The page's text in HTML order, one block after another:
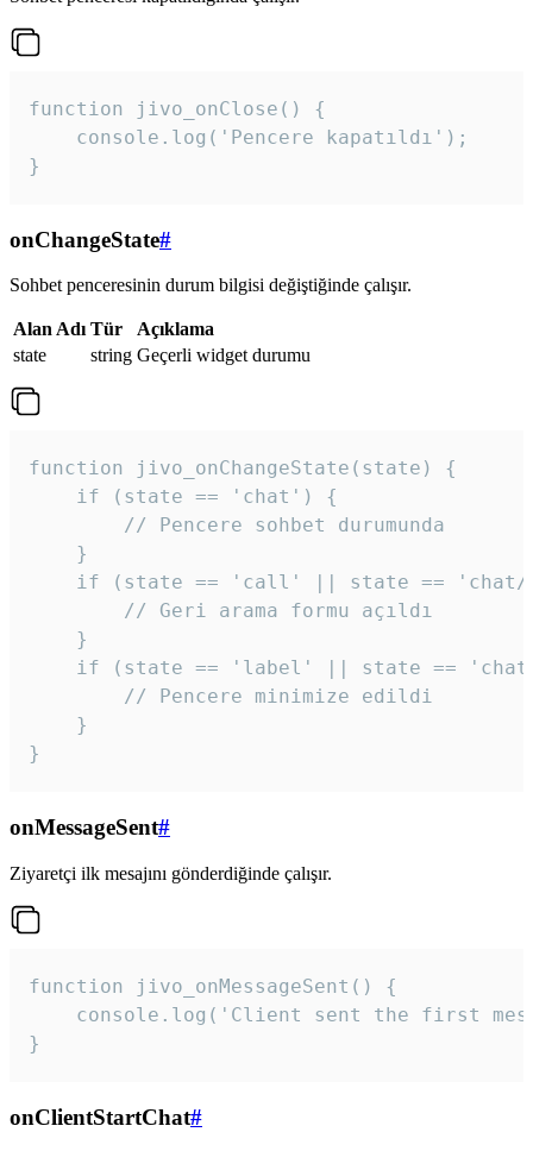
function jivo_onClose() {
    console.log('Pencere kapatıldı');
}
onChangeState#
Sohbet penceresinin durum bilgisi değiştiğinde çalışır.
Alan Adı Tür
Açıklama
state
string Geçerli widget durumu
function jivo_onChangeState(state) {
    if (state == 'chat') {
        // Pencere sohbet durumunda
    }
if (state == 'call' || state ==
        // Geri arama formu açıldı
    }
if (state == 'label' || state ==
        // Pencere minimize edildi
    }
}
onMessageSent#
Ziyaretçi ilk mesajını gönderdiğinde çalışır.
function jivo_onMessageSent() {
console.log('Client sent the first
}
onClientStartChat#